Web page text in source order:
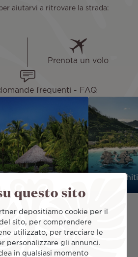
aiutarvi a ritrovare la strada:
Prenota un volo
frequenti - FAQ
Reva
più popolari di Air Tahiti Nui.
Milano Tahiti
questo sito
depositiamo cookie per il
sito, per comprendere
utilizzato, per tracciare le
personalizzare gli annunci.
in qualsiasi momento